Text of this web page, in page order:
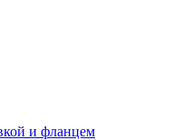
и фланцем